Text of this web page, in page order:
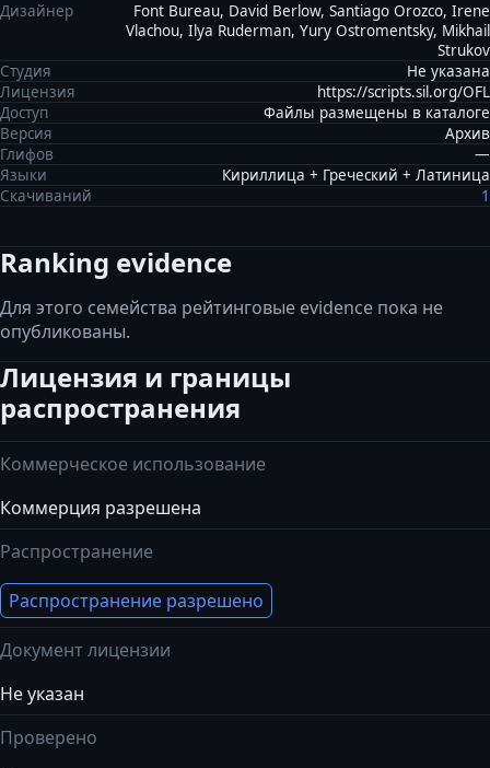
Дизайнер
Font Bureau, David Berlow, Santiago Orozco, Irene
Vlachou, Ilya Ruderman, Yury Ostromentsky, Mikhail
Strukov
Студия
Не указана
Лицензия
https://scripts.sil.org/OFL
Доступ
Файлы размещены в каталоге
Версия
Архив
Глифов
—
Языки
Кириллица + Греческий + Латиница
Скачиваний
1
Ranking evidence
Для этого семейства рейтинговые evidence пока не
опубликованы.
Лицензия и границы
распространения
Коммерческое использование
Коммерция разрешена
Распространение
Распространение разрешено
Документ лицензии
Не указан
Проверено